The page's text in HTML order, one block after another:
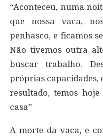
“Aconteceu, numa
que nossa vaca,
penhasco, e ficamos
Não tivemos outra
buscar trabalho.
próprias capacidades,
resultado, temos
casa”
A morte da vaca, e